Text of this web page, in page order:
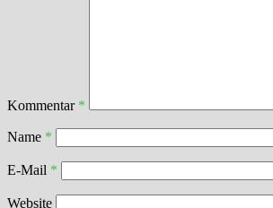
Kommentar *
Name *
E-Mail *
Website